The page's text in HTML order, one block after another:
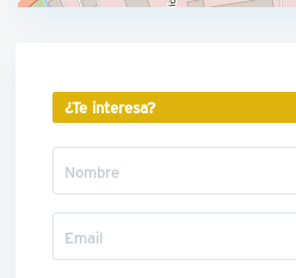
¿Te interesa?